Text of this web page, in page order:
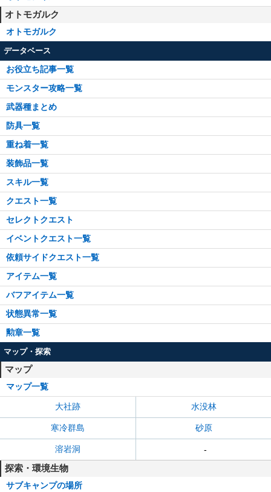
オトモガルク
オトモガルク
データベース
お役立ち記事一覧
モンスター攻略一覧
武器種まとめ
防具一覧
重ね着一覧
装飾品一覧
スキル一覧
クエスト一覧
セレクトクエスト
イベントクエスト一覧
依頼サイドクエスト一覧
アイテム一覧
バフアイテム一覧
状態異常一覧
勲章一覧
マップ・探索
マップ
マップ一覧
大社跡 水没林
寒冷群島 砂原
溶岩洞 -
探索・環境生物
サブキャンプの場所